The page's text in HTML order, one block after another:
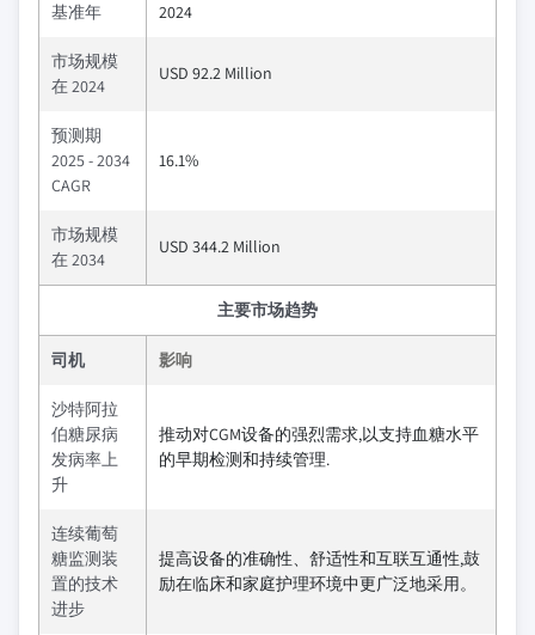
基准年 2024
市场规模
在 2024
USD 92.2 Million
预测期
2025 - 2034
CAGR
16.1%
市场规模
在 2034
USD 344.2 Million
主要市场趋势
司机 影响
沙特阿拉
伯糖尿病
发病率上
升
推动对CGM设备的强烈需求,以支持血糖水平
的早期检测和持续管理.
连续葡萄
糖监测装
置的技术
进步
提高设备的准确性、舒适性和互联互通性,鼓
励在临床和家庭护理环境中更广泛地采用。